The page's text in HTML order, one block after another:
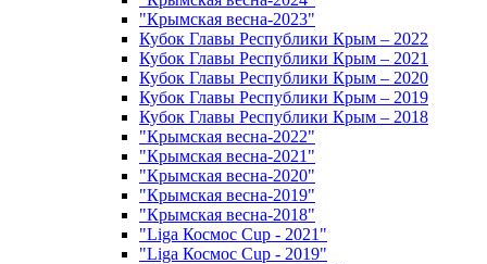
"Крымская весна-2023"
Кубок Главы Республики Крым – 2022
Кубок Главы Республики Крым – 2021
Кубок Главы Республики Крым – 2020
Кубок Главы Республики Крым – 2019
Кубок Главы Республики Крым – 2018
"Крымская весна-2022"
"Крымская весна-2021"
"Крымская весна-2020"
"Крымская весна-2019"
"Крымская весна-2018"
"Liga Космос Cup - 2021"
"Liga Космос Cup - 2019"